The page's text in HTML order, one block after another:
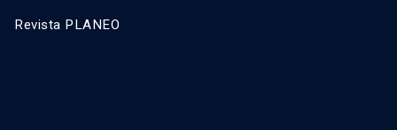
Revista PLANEO